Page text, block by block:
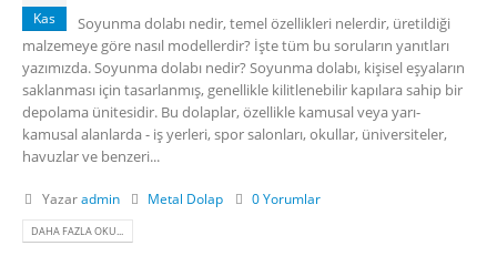
Kas
Soyunma dolabı nedir, temel özellikleri nelerdir, üretildiği
malzemeye göre nasıl modellerdir? İşte tüm bu soruların yanıtları
yazımızda. Soyunma dolabı nedir? Soyunma dolabı, kişisel eşyaların
saklanması için tasarlanmış, genellikle kilitlenebilir kapılara sahip bir
depolama ünitesidir. Bu dolaplar, özellikle kamusal veya yarı-
kamusal alanlarda - iş yerleri, spor salonları, okullar, üniversiteler,
havuzlar ve benzeri...
Yazaradmin Metal Dolap 0 Yorumlar
DAHA FAZLA OKU...